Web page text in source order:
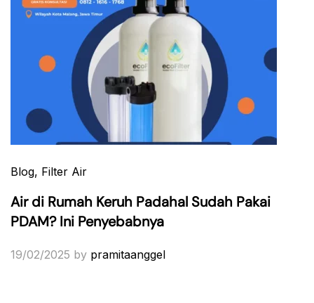
Blog, Filter Air
Air di Rumah Keruh Padahal Sudah Pakai
PDAM? Ini Penyebabnya
19/02/2025 by pramitaanggel